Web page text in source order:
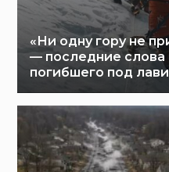
«Ни одну гору не
— последние слова
погибшего под